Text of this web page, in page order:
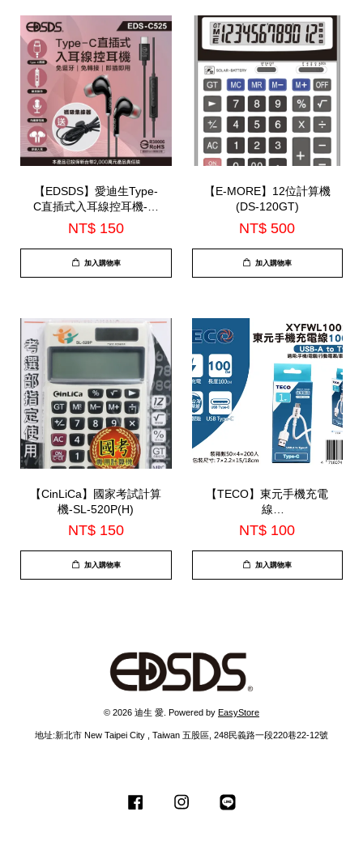
【EDSDS】愛迪生Type-
C直插式入耳線控耳機-內
建麥克風(EDS-C525)
NT$ 150
加入購物車
【E-MORE】12位計算機
(DS-120GT)
NT$ 500
加入購物車
【CinLiCa】國家考試計算
機-SL-520P(H)
NT$ 150
加入購物車
【TECO】東元手機充電
線
100CM(XYFWL1002AC)
NT$ 100
加入購物車
© 2026 迪生 愛. Powered by EasyStore
地址:新北市 New Taipei City , Taiwan 五股區, 248民義路一段220巷22-12號
Facebook Instagram